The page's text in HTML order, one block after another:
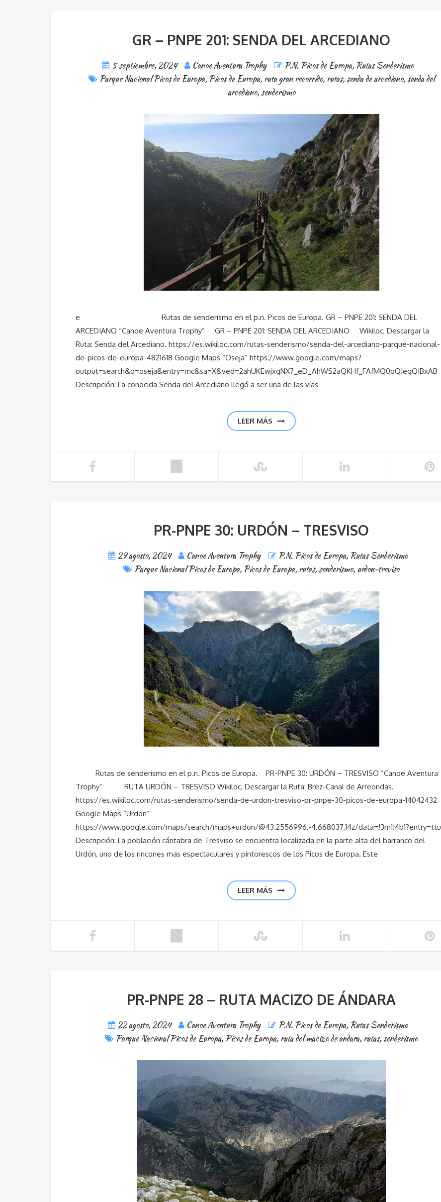
GR – PNPE 201: SENDA DEL ARCEDIANO
5 septiembre, 2024 Canoe Aventura Trophy P.N. Picos de Europa, Rutas Senderismo
Parque Nacional Picos de Europa, Picos de Europa, ruta gran recorrido, rutas, senda de arcediano, senda del
arcediano, senderismo
e Rutas de senderismo en el p.n. Picos de Europa. GR – PNPE 201: SENDA DEL
ARCEDIANO “Canoe Aventura Trophy” GR – PNPE 201: SENDA DEL ARCEDIANO Wikiloc, Descargar la
Ruta: Senda del Arcediano. https://es.wikiloc.com/rutas-senderismo/senda-del-arcediano-parque-nacional-
de-picos-de-europa-4821618 Google Maps “Oseja” https://www.google.com/maps?
output=search&q=oseja&entry=mc&sa=X&ved=2ahUKEwjxgNX7_eD_AhWS2aQKHf_FAfMQ0pQJegQIBxAB
Descripción: La conocida Senda del Arcediano llegó a ser una de las vías
LEER MÁS
PR-PNPE 30: URDÓN – TRESVISO
29 agosto, 2024 Canoe Aventura Trophy P.N. Picos de Europa, Rutas Senderismo
Parque Nacional Picos de Europa, Picos de Europa, rutas, senderismo, urdon-treviso
Rutas de senderismo en el p.n. Picos de Europa. PR-PNPE 30: URDÓN – TRESVISO “Canoe Aventura
Trophy” RUTA URDÓN – TRESVISO Wikiloc, Descargar la Ruta: Brez-Canal de Arreondas.
https://es.wikiloc.com/rutas-senderismo/senda-de-urdon-tresviso-pr-pnpe-30-picos-de-europa-14042432
Google Maps “Urdon”
https://www.google.com/maps/search/maps+urdon/@43.2556996,-4.668037,14z/data=!3m1!4b1?entry=ttu
Descripción: La población cántabra de Tresviso se encuentra localizada en la parte alta del barranco del
Urdón, uno de los rincones mas espectaculares y pintorescos de los Picos de Europa. Este
LEER MÁS
PR-PNPE 28 – RUTA MACIZO DE ÁNDARA
22 agosto, 2024 Canoe Aventura Trophy P.N. Picos de Europa, Rutas Senderismo
Parque Nacional Picos de Europa, Picos de Europa, ruta del macizo de andara, rutas, senderismo